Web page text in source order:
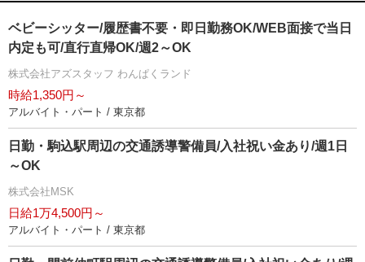
ベビーシッター/履歴書不要・即日勤務OK/WEB面接で当日
内定も可/直行直帰OK/週2～OK
株式会社アズスタッフ わんぱくランド
時給1,350円～
アルバイト・パート / 東京都
日勤・駒込駅周辺の交通誘導警備員/入社祝い金あり/週1日
～OK
株式会社MSK
日給1万4,500円～
アルバイト・パート / 東京都